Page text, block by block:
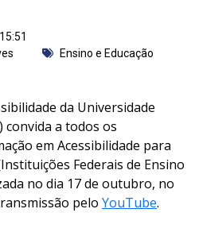
15:51
Ensino e Educação
da Universidade
convida a todos os
em Acessibilidade para
Federais de Ensino
no dia 17 de outubro, no
pelo YouTube.